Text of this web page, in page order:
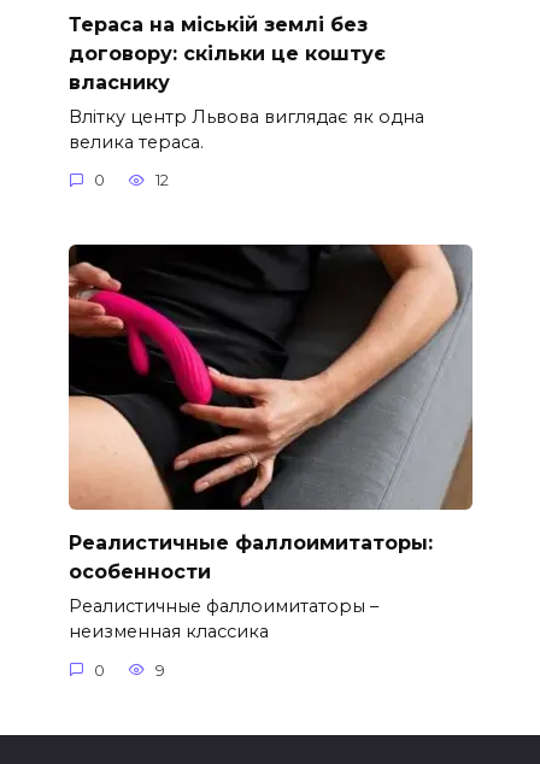
Тераса на міській землі без
договору: скільки це коштує
власнику
Влітку центр Львова виглядає як одна
велика тераса.
0 12
Реалистичные фаллоимитаторы:
особенности
Реалистичные фаллоимитаторы –
неизменная классика
0 9